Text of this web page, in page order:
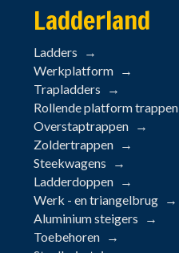
Ladderland
Ladders
Werkplatform
Trapladders
Rollende platform trappen
Overstaptrappen
Zoldertrappen
Steekwagens
Ladderdoppen
Werk - en triangelbrug
Aluminium steigers
Toebehoren